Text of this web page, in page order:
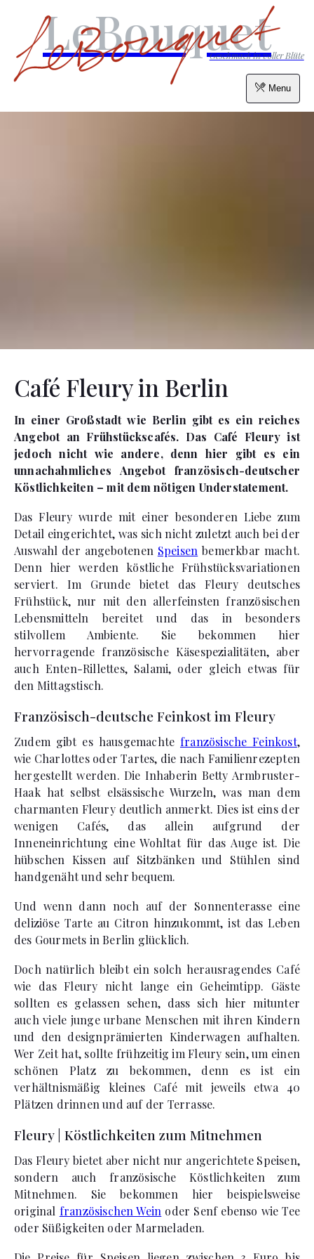
Menu
LeBouquet
Geschmack in voller Blüte
Café Fleury in Berlin
In einer Großstadt wie Berlin gibt es ein reiches
Angebot an Frühstückscafés. Das Café Fleury ist
jedoch nicht wie andere, denn hier gibt es ein
unnachahmliches Angebot französisch-deutscher
Köstlichkeiten – mit dem nötigen Understatement.
Das Fleury wurde mit einer besonderen Liebe zum
Detail eingerichtet, was sich nicht zuletzt auch bei der
Auswahl der angebotenen Speisen bemerkbar macht.
Denn hier werden köstliche Frühstücksvariationen
serviert. Im Grunde bietet das Fleury deutsches
Frühstück, nur mit den allerfeinsten französischen
Lebensmitteln bereitet und das in besonders
stilvollem Ambiente. Sie bekommen hier
hervorragende französische Käsespezialitäten, aber
auch Enten-Rillettes, Salami, oder gleich etwas für
den Mittagstisch.
Französisch-deutsche Feinkost im Fleury
Zudem gibt es hausgemachte französische Feinkost,
wie Charlottes oder Tartes, die nach Familienrezepten
hergestellt werden. Die Inhaberin Betty Armbruster-
Haak hat selbst elsässische Wurzeln, was man dem
charmanten Fleury deutlich anmerkt. Dies ist eins der
wenigen Cafés, das allein aufgrund der
Inneneinrichtung eine Wohltat für das Auge ist. Die
hübschen Kissen auf Sitzbänken und Stühlen sind
handgenäht und sehr bequem.
Und wenn dann noch auf der Sonnenterasse eine
deliziöse Tarte au Citron hinzukommt, ist das Leben
des Gourmets in Berlin glücklich.
Doch natürlich bleibt ein solch herausragendes Café
wie das Fleury nicht lange ein Geheimtipp. Gäste
sollten es gelassen sehen, dass sich hier mitunter
auch viele junge urbane Menschen mit ihren Kindern
und den designprämierten Kinderwagen aufhalten.
Wer Zeit hat, sollte frühzeitig im Fleury sein, um einen
schönen Platz zu bekommen, denn es ist ein
verhältnismäßig kleines Café mit jeweils etwa 40
Plätzen drinnen und auf der Terrasse.
Fleury | Köstlichkeiten zum Mitnehmen
Das Fleury bietet aber nicht nur angerichtete Speisen,
sondern auch französische Köstlichkeiten zum
Mitnehmen. Sie bekommen hier beispielsweise
original französischen Wein oder Senf ebenso wie Tee
oder Süßigkeiten oder Marmeladen.